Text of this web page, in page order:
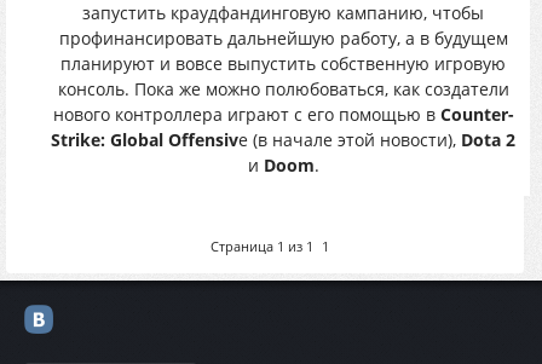
запустить краудфандинговую кампанию, чтобы
профинансировать дальнейшую работу, а в будущем
планируют и вовсе выпустить собственную игровую
консоль. Пока же можно полюбоваться, как создатели
нового контроллера играют с его помощью в Counter-
Strike: Global Offensive (в начале этой новости), Dota 2
и Doom.
Страница 1 из 1 1